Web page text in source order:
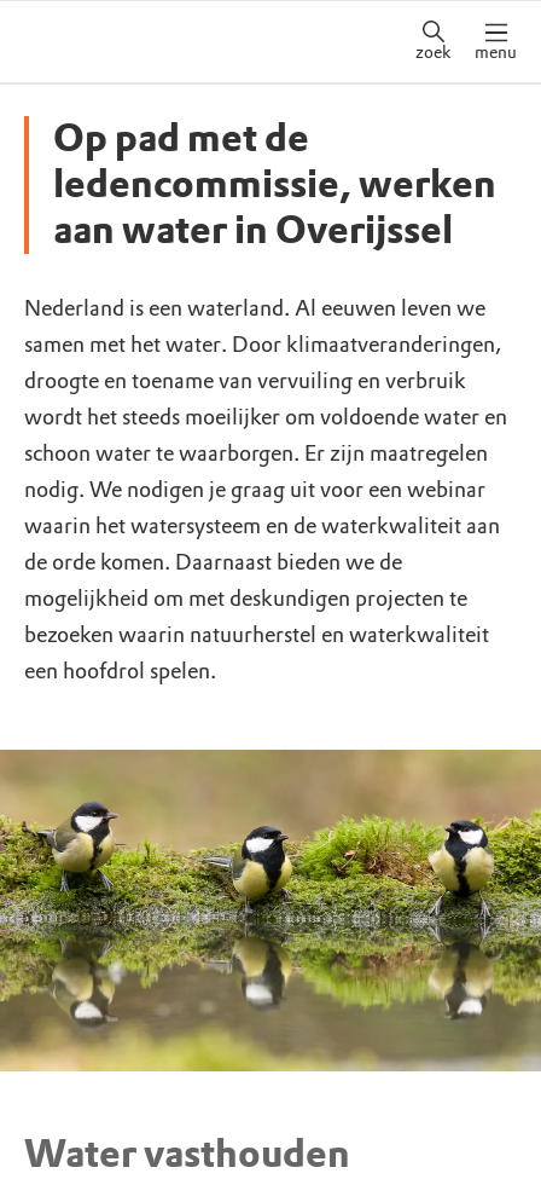
zoek menu
Op pad met de
ledencommissie, werken
aan water in Overijssel
Nederland is een waterland. Al eeuwen leven we
samen met het water. Door klimaatveranderingen,
droogte en toename van vervuiling en verbruik
wordt het steeds moeilijker om voldoende water en
schoon water te waarborgen. Er zijn maatregelen
nodig. We nodigen je graag uit voor een webinar
waarin het watersysteem en de waterkwaliteit aan
de orde komen. Daarnaast bieden we de
mogelijkheid om met deskundigen projecten te
bezoeken waarin natuurherstel en waterkwaliteit
een hoofdrol spelen.
Water vasthouden